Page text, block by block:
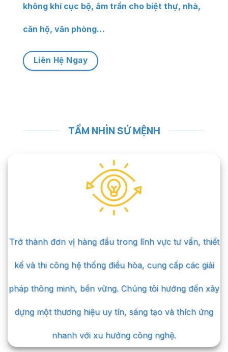
không khí cục bộ, âm trần cho biệt thự, nhà,
căn hộ, văn phòng…
Liên Hệ Ngay
TẦM NHÌN SỨ MỆNH
Trở thành đơn vị hàng đầu trong lĩnh vực tư vấn, thiết
kế và thi công hệ thống điều hòa, cung cấp các giải
pháp thông minh, bền vững. Chúng tôi hướng đến xây
dựng một thương hiệu uy tín, sáng tạo và thích ứng
nhanh với xu hướng công nghệ.